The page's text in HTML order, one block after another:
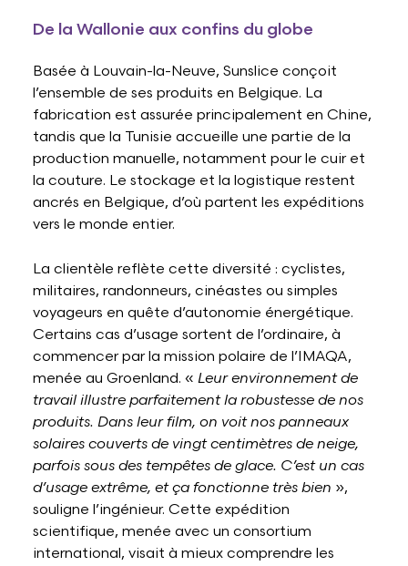
De la Wallonie aux confins du globe
Basée à Louvain-la-Neuve, Sunslice conçoit
l’ensemble de ses produits en Belgique. La
fabrication est assurée principalement en Chine,
tandis que la Tunisie accueille une partie de la
production manuelle, notamment pour le cuir et
la couture. Le stockage et la logistique restent
ancrés en Belgique, d’où partent les expéditions
vers le monde entier.
La clientèle reflète cette diversité : cyclistes,
militaires, randonneurs, cinéastes ou simples
voyageurs en quête d’autonomie énergétique.
Certains cas d’usage sortent de l’ordinaire, à
commencer par la mission polaire de l’IMAQA,
menée au Groenland. « Leur environnement de
travail illustre parfaitement la robustesse de nos
produits. Dans leur film, on voit nos panneaux
solaires couverts de vingt centimètres de neige,
parfois sous des tempêtes de glace. C’est un cas
d’usage extrême, et ça fonctionne très bien »,
souligne l’ingénieur. Cette expédition
scientifique, menée avec un consortium
international, visait à mieux comprendre les